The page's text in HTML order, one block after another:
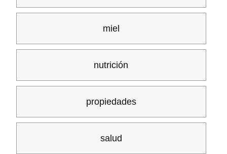
miel
nutrición
propiedades
salud